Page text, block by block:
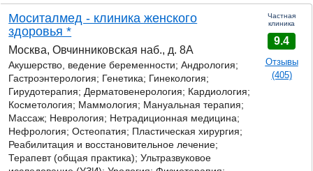
Моситалмед - клиника женского
здоровья *
Москва, Овчинниковская наб., д. 8А
Акушерство, ведение беременности; Андрология;
Гастроэнтерология; Генетика; Гинекология;
Гирудотерапия; Дерматовенерология; Кардиология;
Косметология; Маммология; Мануальная терапия;
Массаж; Неврология; Нетрадиционная медицина;
Нефрология; Остеопатия; Пластическая хирургия;
Реабилитация и восстановительное лечение;
Терапевт (общая практика); Ультразвуковое
Частная
клиника
9.4
Отзывы
(405)